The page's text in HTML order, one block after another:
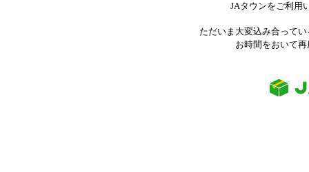
JAタウンをご利用
ただいま大変込み合って
お時間をおいて